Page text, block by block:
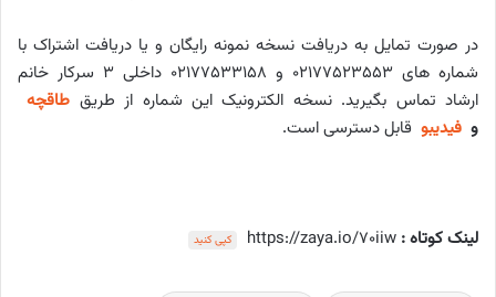
در صورت تمایل به دریافت نسخه نمونه رایگان و یا دریافت اشتراک با
شماره های ۰۲۱۷۷۵۲۳۵۵۳ و ۰۲۱۷۷۵۳۳۱۵۸ داخلی ۳ سرکار خانم
ارشاد تماس بگیرید. نسخه الکترونیک این شماره از طریق طاقچه
و فیدیبو قابل دسترسی است.
لینک کوتاه : https://zaya.io/70iiw کپی کنید